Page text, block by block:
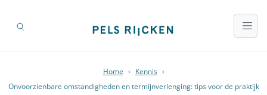
Home › Kennis ›
Onvoorzienbare omstandigheden en termijnverlenging: tips voor de praktijk